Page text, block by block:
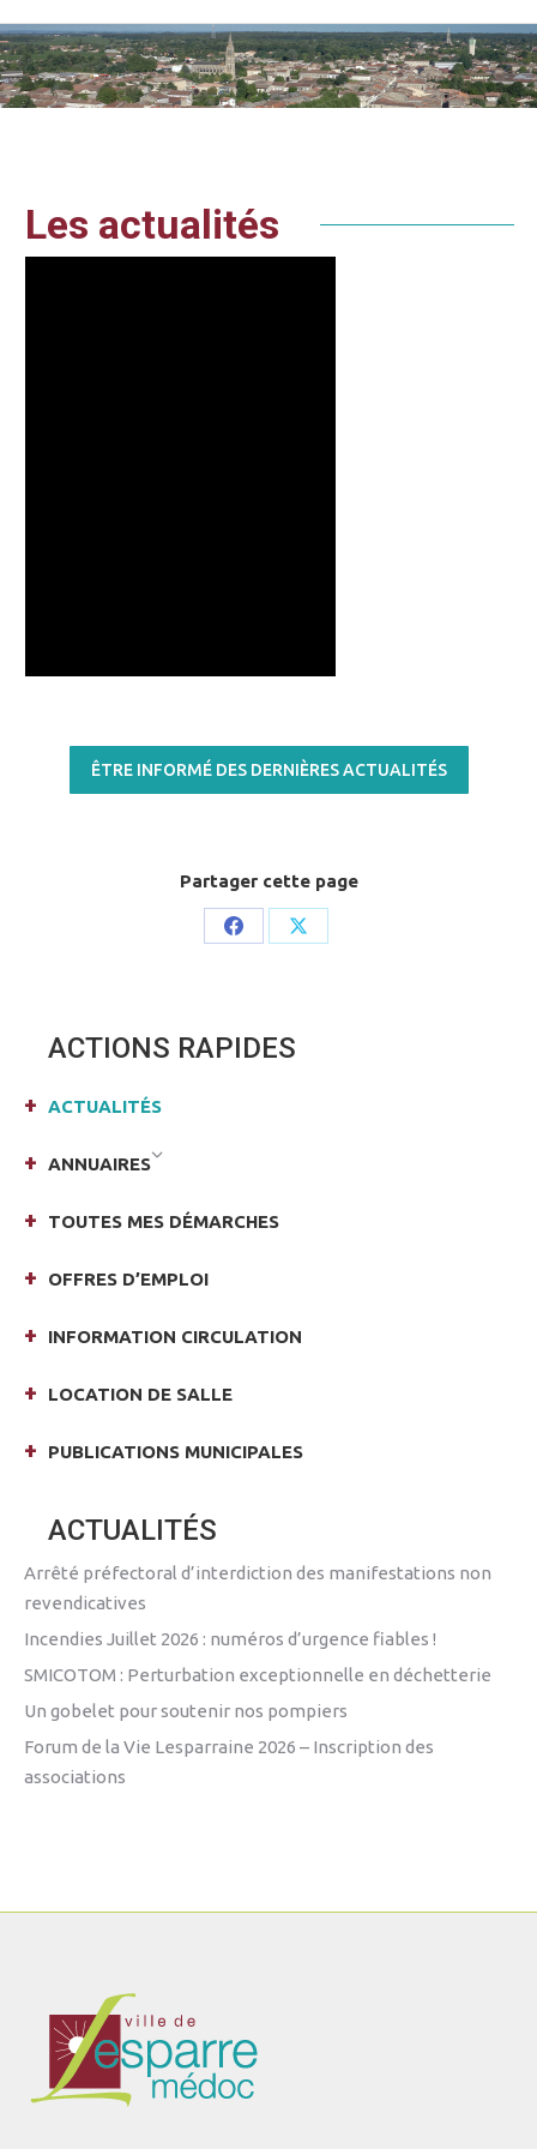
Vous êtes ici :
Les actualités
ÊTRE INFORMÉ DES DERNIÈRES ACTUALITÉS
Partager cette page
Share
Share
ACTIONS RAPIDES
ACTUALITÉS
ANNUAIRES
TOUTES MES DÉMARCHES
OFFRES D’EMPLOI
INFORMATION CIRCULATION
LOCATION DE SALLE
PUBLICATIONS MUNICIPALES
ACTUALITÉS
Arrêté préfectoral d’interdiction des manifestations non
revendicatives
Incendies Juillet 2026 : numéros d’urgence fiables !
SMICOTOM : Perturbation exceptionnelle en déchetterie
Un gobelet pour soutenir nos pompiers
Forum de la Vie Lesparraine 2026 – Inscription des
associations